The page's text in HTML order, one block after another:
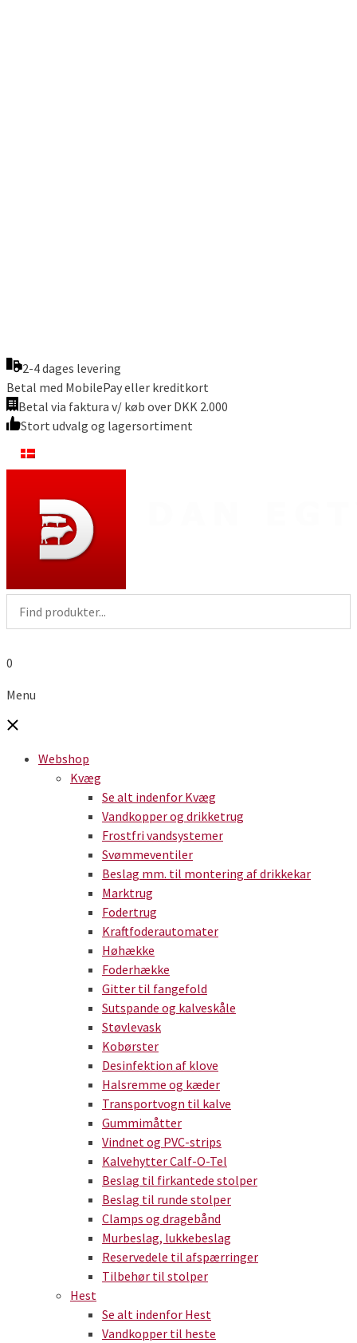
2-4 dages levering
Betal med MobilePay eller kreditkort
Betal via faktura v/ køb over DKK 2.000
Stort udvalg og lagersortiment
0
Menu
Webshop
Kvæg
Se alt indenfor Kvæg
Vandkopper og drikketrug
Frostfri vandsystemer
Svømmeventiler
Beslag mm. til montering af drikkekar
Marktrug
Fodertrug
Kraftfoderautomater
Høhække
Foderhække
Gitter til fangefold
Sutspande og kalveskåle
Støvlevask
Kobørster
Desinfektion af klove
Halsremme og kæder
Transportvogn til kalve
Gummimåtter
Vindnet og PVC-strips
Kalvehytter Calf-O-Tel
Beslag til firkantede stolper
Beslag til runde stolper
Clamps og dragebånd
Murbeslag, lukkebeslag
Reservedele til afspærringer
Tilbehør til stolper
Hest
Se alt indenfor Hest
Vandkopper til heste